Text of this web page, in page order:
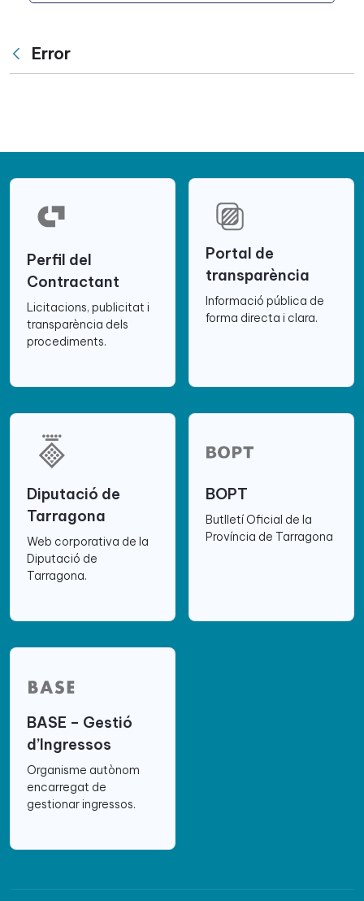
Vés enrere
Error
Perfil del
Contractant
Licitacions, publicitat i
transparència dels
procediments.
Portal de
transparència
Informació pública de
forma directa i clara.
Diputació de
Tarragona
Web corporativa de la
Diputació de
Tarragona.
BOPT
Butlletí Oficial de la
Província de Tarragona
BASE – Gestió
d’Ingressos
Organisme autònom
encarregat de
gestionar ingressos.